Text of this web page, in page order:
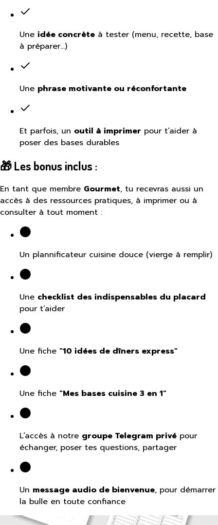
Une idée concrète à tester (menu, recette, base
à préparer…)
Une phrase motivante ou réconfortante
Et parfois, un outil à imprimer pour t’aider à
poser des bases durables
🎁 Les bonus inclus :
En tant que membre Gourmet, tu recevras aussi un
accès à des ressources pratiques, à imprimer ou à
consulter à tout moment :
Un plannificateur cuisine douce (vierge à remplir)
Une checklist des indispensables du placard
pour t’aider
Une fiche "10 idées de dîners express"
Une fiche "Mes bases cuisine 3 en 1"
L’accès à notre groupe Telegram privé pour
échanger, poser tes questions, partager
Un message audio de bienvenue, pour démarrer
la bulle en toute confiance